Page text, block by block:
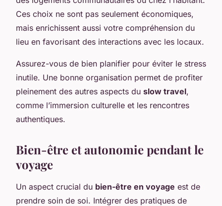
Ces choix ne sont pas seulement économiques,
mais enrichissent aussi votre compréhension du
lieu en favorisant des interactions avec les locaux.
Assurez-vous de bien planifier pour éviter le stress
inutile. Une bonne organisation permet de profiter
pleinement des autres aspects du slow travel,
comme l’immersion culturelle et les rencontres
authentiques.
Bien-être et autonomie pendant le
voyage
Un aspect crucial du bien-être en voyage est de
prendre soin de soi. Intégrer des pratiques de